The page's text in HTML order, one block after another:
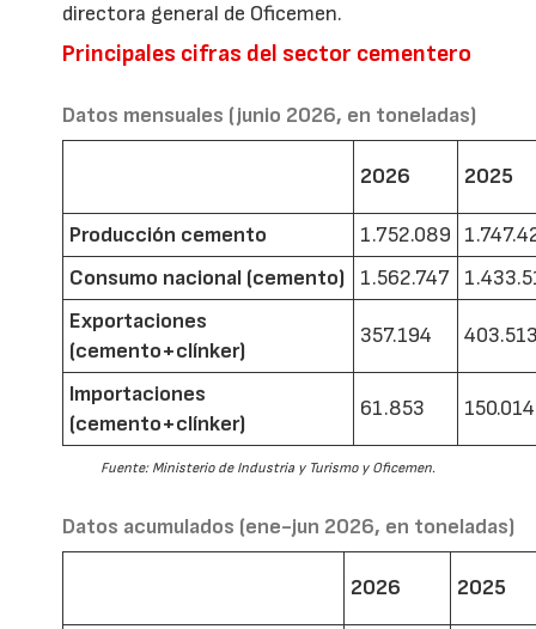
directora general de Oficemen.
Principales cifras del sector cementero
Datos mensuales (junio 2026, en toneladas)
2026 2025
Producción cemento 1.752.089
Consumo nacional (cemento)
1.562.747
Exportaciones
(cemento+clínker)
357.194
Importaciones
(cemento+clínker)
61.853 150.014
Fuente: Ministerio de Industria y Turismo y Oficemen.
Datos acumulados (ene-jun 2026, en toneladas)
2026 2025